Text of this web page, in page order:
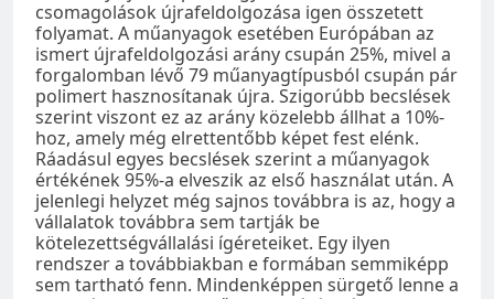
csomagolások újrafeldolgozása igen összetett
folyamat. A műanyagok esetében Európában az
ismert újrafeldolgozási arány csupán 25%, mivel a
forgalomban lévő 79 műanyagtípusból csupán pár
polimert hasznosítanak újra. Szigorúbb becslések
szerint viszont ez az arány közelebb állhat a 10%-
hoz, amely még elrettentőbb képet fest elénk.
Ráadásul egyes becslések szerint a műanyagok
értékének 95%-a elveszik az első használat után. A
jelenlegi helyzet még sajnos továbbra is az, hogy a
vállalatok továbbra sem tartják be
kötelezettségvállalási ígéreteiket. Egy ilyen
rendszer a továbbiakban e formában semmiképp
sem tartható fenn. Mindenképpen sürgető lenne a